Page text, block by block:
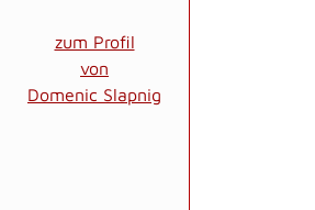
zum Profil
von
Domenic Slapnig